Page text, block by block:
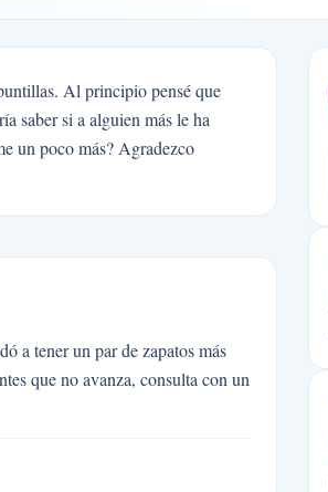
Al principio pensé que
saber si a alguien más le ha
un poco más? Agradezco
a tener un par de zapatos más
que no avanza, consulta con un